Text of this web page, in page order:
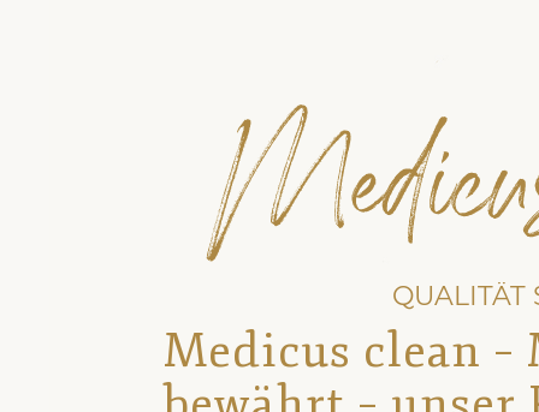
QUALITÄT
Medicus clean